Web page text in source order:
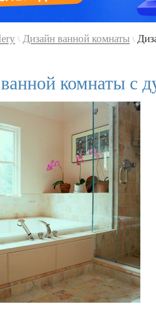
\ Дизайн ванной комнаты \
комнаты с